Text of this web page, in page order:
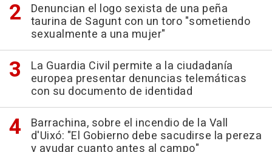
Denuncian el logo sexista de una peña
taurina de Sagunt con un toro "sometiendo
sexualmente a una mujer"
La Guardia Civil permite a la ciudadanía
europea presentar denuncias telemáticas
con su documento de identidad
Barrachina, sobre el incendio de la Vall
d'Uixó: "El Gobierno debe sacudirse la pereza